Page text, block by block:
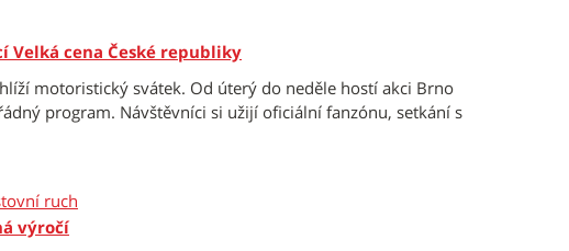
Velká cena České republiky
motoristický svátek. Od úterý do neděle hostí akci Brno
program. Návštěvníci si užijí oficiální fanzónu, setkání s
ruch
výročí